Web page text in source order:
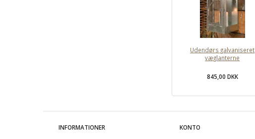
Udendørs galvaniseret
væglanterne
845,00 DKK
INFORMATIONER KONTO